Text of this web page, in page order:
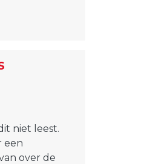
niet leest.
een
over de